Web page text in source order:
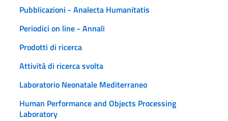
Pubblicazioni - Analecta Humanitatis
Periodici on line - Annali
Prodotti di ricerca
Attività di ricerca svolta
Laboratorio Neonatale Mediterraneo
Human Performance and Objects Processing
Laboratory